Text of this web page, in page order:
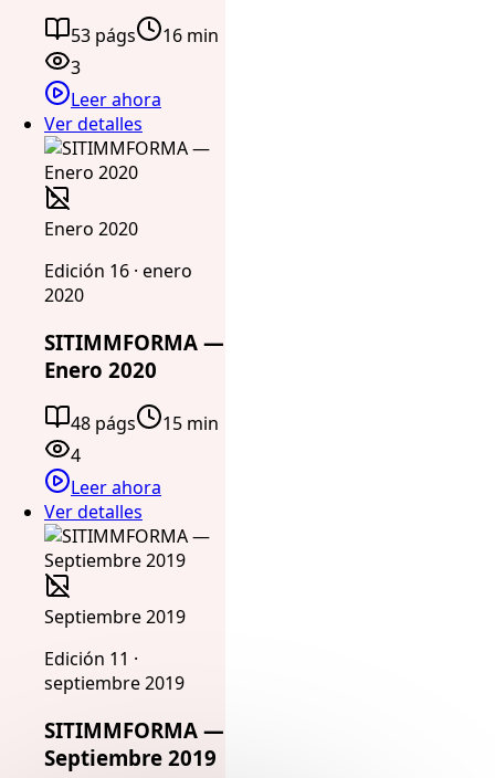
53 págs
16 min
3
Leer ahora
Ver detalles
Enero 2020
Edición 16 · enero
2020
SITIMMFORMA —
Enero 2020
48 págs
15 min
4
Leer ahora
Ver detalles
Septiembre 2019
Edición 11 ·
septiembre 2019
SITIMMFORMA —
Septiembre 2019